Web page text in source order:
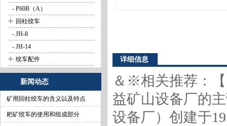
- P60B（A）
+ 回柱绞车
- JH-8
- JH-14
+ 绞车配件
新闻动态
矿用回柱绞车的含义以及特点
耙矿绞车的使用和组成部分
详细信息
＆※相关推荐：【
益矿山设备厂的
设备厂）创建于